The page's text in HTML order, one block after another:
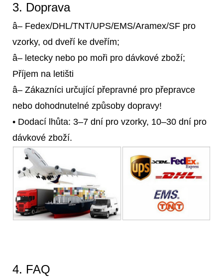
3. Doprava
â– Fedex/DHL/TNT/UPS/EMS/Aramex/SF pro
vzorky, od dveří ke dveřím;
â– letecky nebo po moři pro dávkové zboží;
Příjem na letišti
â– Zákazníci určující přepravné pro přepravce
nebo dohodnutelné způsoby dopravy!
• Dodací lhůta: 3–7 dní pro vzorky, 10–30 dní pro
dávkové zboží.
4. FAQ